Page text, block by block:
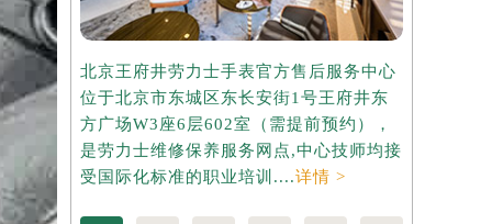
北京王府井劳力士手表官方售后服务中心
位于北京市东城区东长安街1号王府井东
方广场W3座6层602室（需提前预约），
是劳力士维修保养服务网点,中心技师均接
受国际化标准的职业培训....详情 >